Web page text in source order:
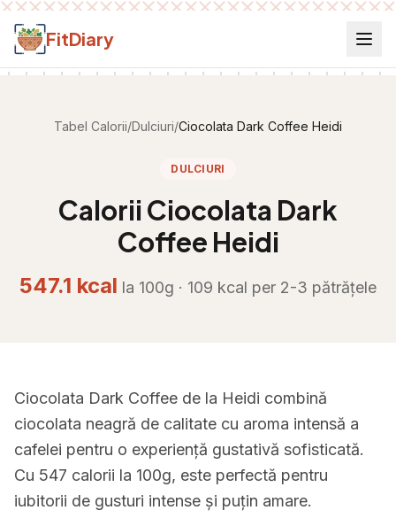
Salt la conținut
FitDiary
Tabel Calorii/Dulciuri/Ciocolata Dark Coffee Heidi
DULCIURI
Calorii Ciocolata Dark
Coffee Heidi
547.1 kcal la 100g · 109 kcal per 2-3 pătrățele
Ciocolata Dark Coffee de la Heidi combină
ciocolata neagră de calitate cu aroma intensă a
cafelei pentru o experiență gustativă sofisticată.
Cu 547 calorii la 100g, este perfectă pentru
iubitorii de gusturi intense și puțin amare.